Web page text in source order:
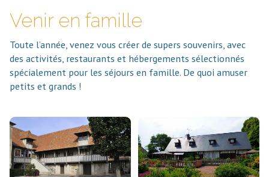
Venir en famille
Toute l’année, venez vous créer de supers souvenirs, avec
des activités, restaurants et hébergements sélectionnés
spécialement pour les séjours en famille. De quoi amuser
petits et grands !